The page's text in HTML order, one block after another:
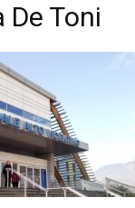
De Toni